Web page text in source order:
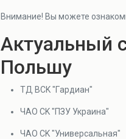
Внимание! Вы можете
Актуальный
Польшу
TД BCK "Гapдиaн"
ЧAO CK "ПЗУ Укpaинa"
ЧAO CK "Унивepcaльнaя"